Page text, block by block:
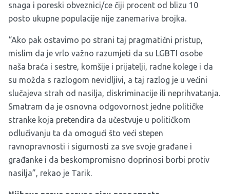
snaga i poreski obveznici/ce čiji procent od blizu 10
posto ukupne populacije nije zanemariva brojka.
“Ako pak ostavimo po strani taj pragmatični pristup,
mislim da je vrlo važno razumjeti da su LGBTI osobe
naša braća i sestre, komšije i prijatelji, radne kolege i da
su možda s razlogom nevidljivi, a taj razlog je u većini
slučajeva strah od nasilja, diskriminacije ili neprihvatanja.
Smatram da je osnovna odgovornost jedne političke
stranke koja pretendira da učestvuje u političkom
odlučivanju ta da omogući što veći stepen
ravnopravnosti i sigurnosti za sve svoje građane i
građanke i da beskompromisno doprinosi borbi protiv
nasilja”, rekao je Tarik.